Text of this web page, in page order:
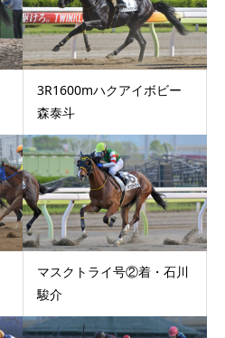
3R1600mハクアイボビー
森泰斗
マスクトライ号②着・石川
駿介